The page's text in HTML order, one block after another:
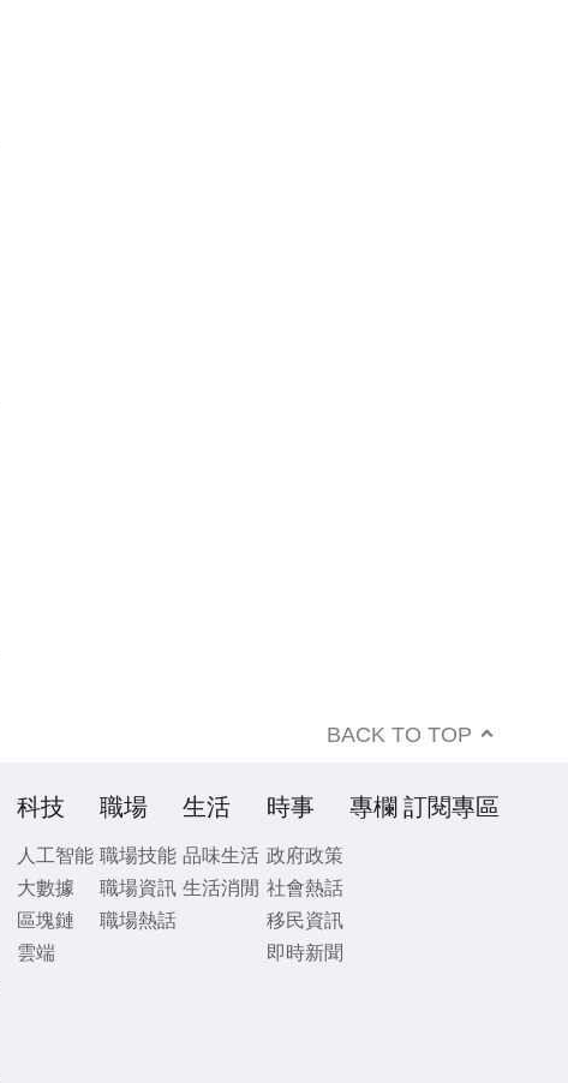
BACK TO TOP
科技
人工智能
大數據
區塊鏈
雲端
職場
職場技能
職場資訊
職場熱話
生活
品味生活
生活消閒
時事
政府政策
社會熱話
移民資訊
即時新聞
專欄 訂閱專區